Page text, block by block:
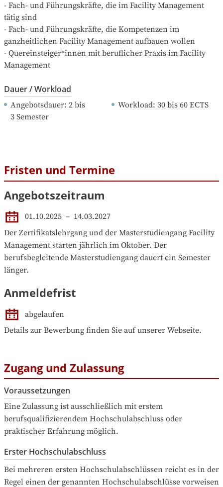
- Fach- und Führungskräfte, die im Facility Management
tätig sind
- Fach- und Führungskräfte, die Kompetenzen im
ganzheitlichen Facility Management aufbauen wollen
- Quereinsteiger*innen mit beruflicher Praxis im Facility
Management
Dauer / Workload
Angebotsdauer: 2 bis
3 Semester
Workload: 30 bis 60 ECTS
Fristen und Termine
Angebotszeitraum
01.10.2025 – 14.03.2027
Der Zertifikatslehrgang und der Masterstudiengang Facility
Management starten jährlich im Oktober. Der
berufsbegleitende Masterstudiengang dauert ein Semester
länger.
Anmeldefrist
abgelaufen
Details zur Bewerbung finden Sie auf unserer Webseite.
Zugang und Zulassung
Voraussetzungen
Eine Zulassung ist ausschließlich mit erstem
berufsqualifizierendem Hochschulabschluss oder
praktischer Erfahrung möglich.
Erster Hochschulabschluss
Bei mehreren ersten Hochschulabschlüssen reicht es in der
Regel einen der genannten Hochschulabschlüsse vorweisen